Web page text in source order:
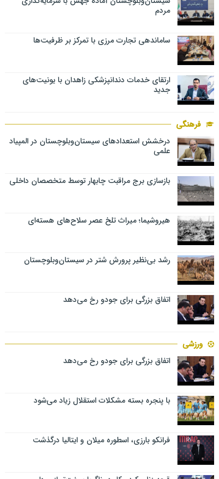
مردم
ساماندهی تجارت مرزی با تمرکز بر ظرفیت‌ها
ارتقای خدمات دندانپزشکی زاهدان با یونیت‌های
جدید
فرهنگی
درخشش استعدادهای سیستان‌وبلوچستان در المپیاد
علمی
بازسازی برج مراقبت چابهار توسط متخصصان داخلی
هیروشیما؛ میراث تلخ عصر سلاح‌های هسته‌ای
رشد بی‌نظیر پرورش شتر در سیستان‌وبلوچستان
اتفاق بزرگی برای جودو رخ می‌دهد
ورزشی
اتفاق بزرگی برای جودو رخ می‌دهد
با پنجره بسته مشکلات استقلال زیاد می‌شود
فرانکو بارزی، اسطوره میلان و ایتالیا درگذشت